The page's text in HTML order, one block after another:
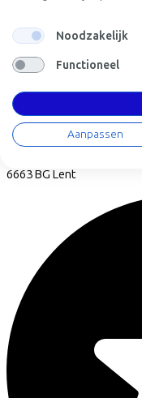
Brouwer Bike Store
Lentse Tuinstraat13a
6663 BG Lent
Noodzakelijk
Functioneel
Aanpassen